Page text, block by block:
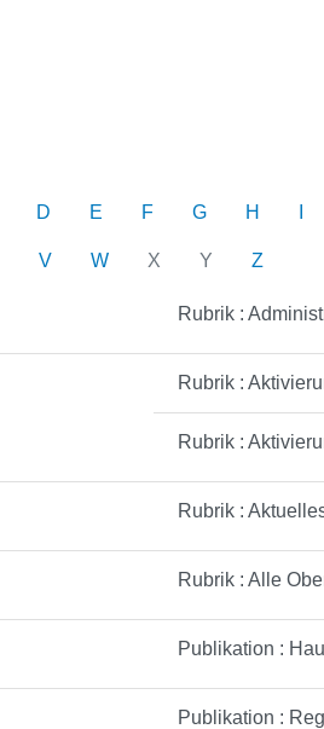
D E F G H
V W X Y Z
Rubrik :
Rubrik :
Rubrik :
Rubrik :
Rubrik : Alle
Publikation :
Publikation :